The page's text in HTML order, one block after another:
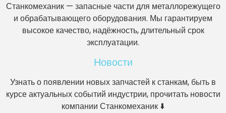
Станкомеханик — запасные части для металлорежущего
и обрабатывающего оборудования. Мы гарантируем
высокое качество, надёжность, длительный срок
эксплуатации.
Новости
Узнать о появлении новых запчастей к станкам, быть в
курсе актуальных событий индустрии, прочитать новости
компании Станкомеханик ⬇️